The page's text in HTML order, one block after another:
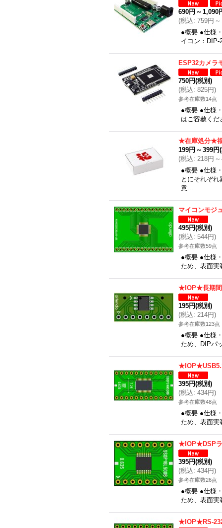
690円 ～ 1,090
(税込: 759円 ～
●概要 ●仕様
イコン：
ESP32カメラ
750円(税別)
(税込: 825円)
参考在庫数14点
●概要 ●仕様
はご容赦く
★在庫処分★
199円 ～ 399円
(税込: 218円 ～
●概要 ●仕様
とにそれぞ
意…
マイコンモジ
495円(税別)
(税込: 544円)
参考在庫数59点
●概要 ●仕様
ため、表面
★IOP★長期間
195円(税別)
(税込: 214円)
参考在庫数123点
●概要 ●仕様
ため、DIPパ
395円(税別)
(税込: 434円)
参考在庫数48点
●概要 ●仕様
ため、表面
★IOP★DSPラ
395円(税別)
(税込: 434円)
参考在庫数26点
●概要 ●仕様
ため、表面
★IOP★RS-